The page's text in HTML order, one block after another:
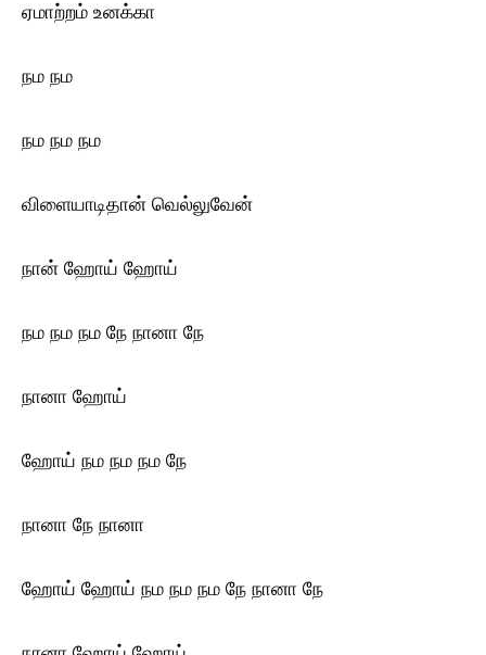
ஏமாற்றம் உனக்கா
நம நம
நம நம நம
விளையாடிதான் வெல்லுவேன்
நான் ஹோய் ஹோய்
நம நம நம நே நானா நே
நானா ஹோய்
ஹோய் நம நம நம நே
நானா நே நானா
ஹோய் ஹோய் நம நம நம நே நானா நே